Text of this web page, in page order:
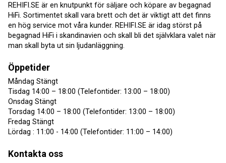
REHIFI.SE är en knutpunkt för säljare och köpare av begagnad
HiFi. Sortimentet skall vara brett och det är viktigt att det finns
en hög service mot våra kunder. REHIFI.SE är idag störst på
begagnad HiFi i skandinavien och skall bli det självklara valet när
man skall byta ut sin ljudanläggning.
Öppetider
Måndag Stängt
Tisdag 14:00 – 18:00 (Telefontider: 13:00 – 18:00)
Onsdag Stängt
Torsdag 14:00 – 18:00 (Telefontider: 13:00 – 18:00)
Fredag Stängt
Lördag : 11:00 - 14:00 (Telefontider: 11:00 – 14:00)
Kontakta oss